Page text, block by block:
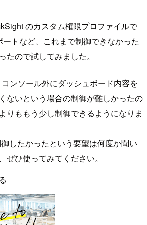
のカスタム権限プロファイルで
トなど、これまで制御できなかった
たので試してみました。
ンソール外にダッシュボード内容を
ないという場合の制御が難しかったの
りももう少し制御できるようになりま
したかったという要望は何度か聞い
ぜひ使ってみてください。